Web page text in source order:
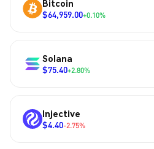
Bitcoin
$64,959.00+0.10%
Solana
$75.40+2.80%
Injective
$4.40-2.75%